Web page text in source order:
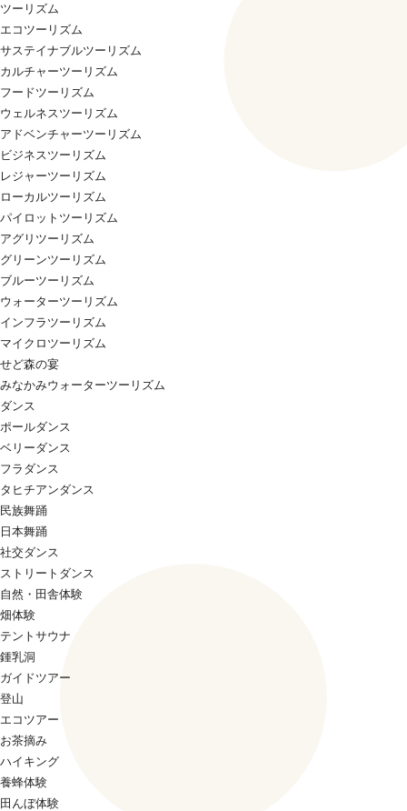
ツーリズム
エコツーリズム
サステイナブルツーリズム
カルチャーツーリズム
フードツーリズム
ウェルネスツーリズム
アドベンチャーツーリズム
ビジネスツーリズム
レジャーツーリズム
ローカルツーリズム
パイロットツーリズム
アグリツーリズム
グリーンツーリズム
ブルーツーリズム
ウォーターツーリズム
インフラツーリズム
マイクロツーリズム
せど森の宴
みなかみウォーターツーリズム
ダンス
ポールダンス
ベリーダンス
フラダンス
タヒチアンダンス
民族舞踊
日本舞踊
社交ダンス
ストリートダンス
自然・田舎体験
畑体験
テントサウナ
鍾乳洞
ガイドツアー
登山
エコツアー
お茶摘み
ハイキング
養蜂体験
田んぼ体験